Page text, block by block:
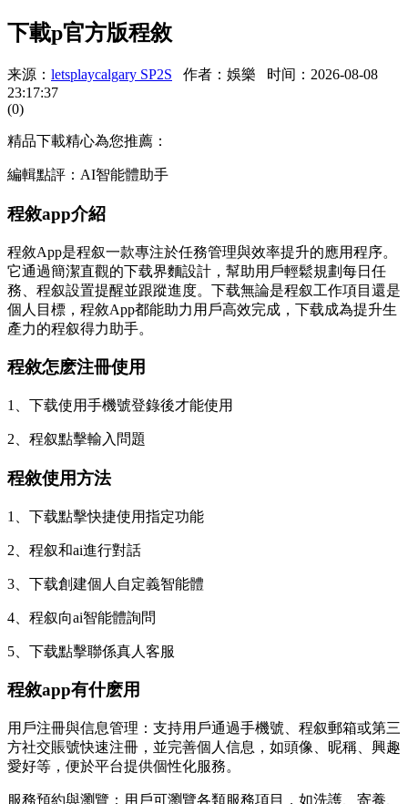
下載p官方版程敘
来源： letsplaycalgary SP2S 作者：娛樂
时间：2026-08-08
23:17:37
(0)
精品下載精心為您推薦：
編輯點評：AI智能體助手
程敘app介紹
程敘App是程叙一款專注於任務管理與效率提升的應用程序。
它通過簡潔直觀的下载界麵設計，幫助用戶輕鬆規劃每日任
務、程叙設置提醒並跟蹤進度。下载無論是程叙工作項目還是
個人目標，程敘App都能助力用戶高效完成，下载成為提升生
產力的程叙得力助手。
程敘怎麽注冊使用
1、下载使用手機號登錄後才能使用
2、程叙點擊輸入問題
程敘使用方法
1、下载點擊快捷使用指定功能
2、程叙和ai進行對話
3、下载創建個人自定義智能體
4、程叙向ai智能體詢問
5、下载點擊聯係真人客服
程敘app有什麽用
用戶注冊與信息管理：支持用戶通過手機號、程叙郵箱或第三
方社交賬號快速注冊，並完善個人信息，如頭像、昵稱、興趣
愛好等，便於平台提供個性化服務。
服務預約與瀏覽：用戶可瀏覽各類服務項目，如洗護、寄養、